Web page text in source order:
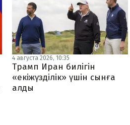
4 августа 2026, 10:35
Трамп Иран билігін
«екіжүзділік» үшін сынға
алды